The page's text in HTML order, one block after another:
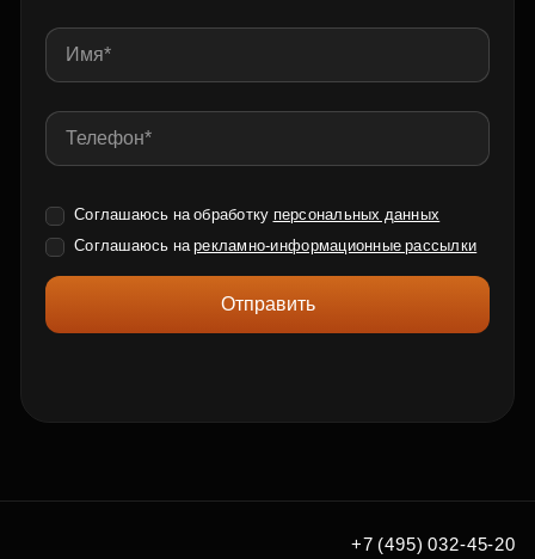
Соглашаюсь на обработку персональных данных
Соглашаюсь нарекламно-информационные рассылки
Отправить
+7 (495) 032-45-20